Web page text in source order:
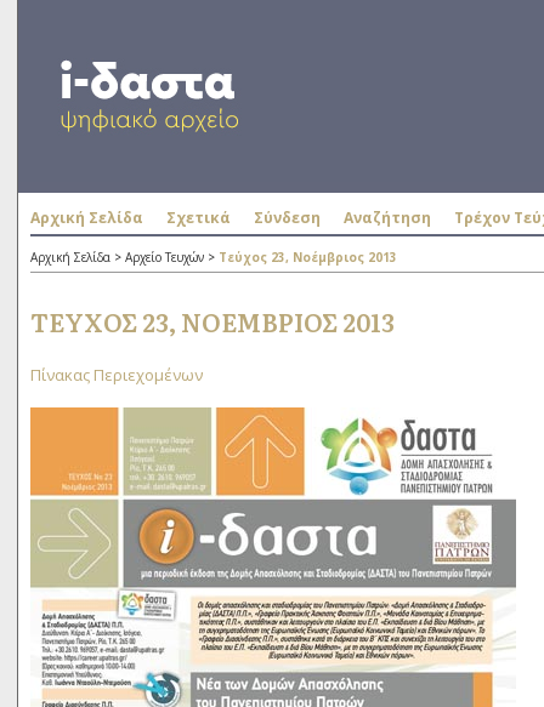
Αρχική Σελίδα Σχετικά Σύνδεση Αναζήτηση Τρέχον
Αρχική Σελίδα > Αρχείο Τευχών > Τεύχος 23, Νοέμβριος 2013
ΤΕΎΧΟΣ 23, ΝΟΈΜΒΡΙΟΣ 2013
Πίνακας Περιεχομένων